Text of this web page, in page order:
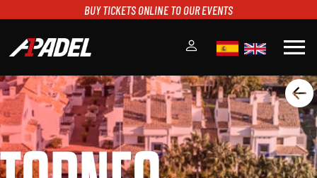
BUY TICKETS ONLINE TO OUR EVENTS
menu
A1PADEL
RANKING
CALENDARIO
TORNEOS
NOTICIAS